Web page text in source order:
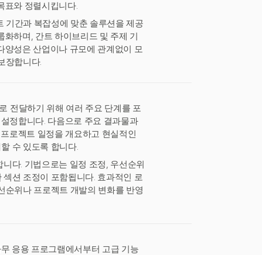
표와 정렬시킵니다.
기간과 복잡성에 맞춘 솔루션을 제공
하며, 간트 하이브리드 및 주제 기
양성은 산업이나 규모에 관계없이 모
장합니다.
전달하기 위해 여러 주요 단계를 포
정합니다. 다음으로 주요 결과물과
로젝트 일정을 개요하고 현실적인
수 있도록 합니다.
다. 기법으로는 일정 조정, 우선순위
션 조정이 포함됩니다. 효과적인 로
순위나 프로젝트 개발의 변화를 반영
응용 프로그램에서부터 고급 기능